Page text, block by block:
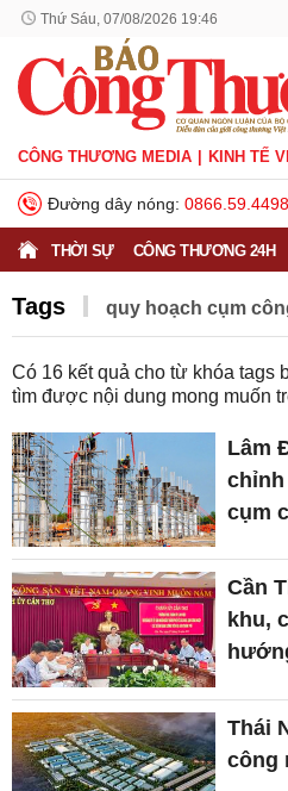
Thứ Sáu, 07/08/2026 19:46
CÔNG THƯƠNG MEDIA KINH TẾ
Đường dây nóng: 0866.59.4498
THỜI SỰ CÔNG THƯƠNG 24H
Tags quy hoạch cụm
Có 16 kết quả cho từ khóa tags
tìm được nội dung mong muốn
Lâm
cụm
Cần
khu,
Thái
công